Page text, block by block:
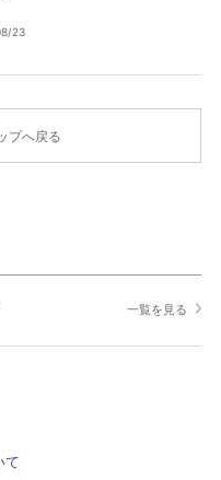
23
プへ戻る
一覧を見る
て